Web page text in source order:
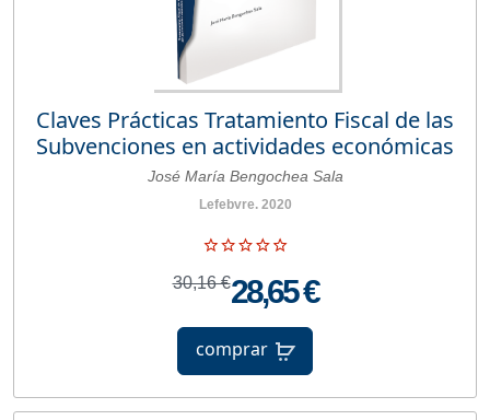
Claves Prácticas Tratamiento Fiscal de las
Subvenciones en actividades económicas
José María Bengochea Sala
Lefebvre. 2020
30,16 €28,65 €
comprar